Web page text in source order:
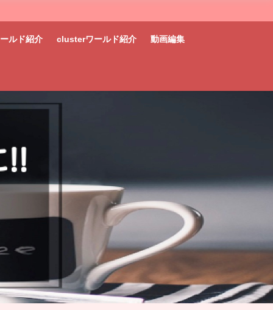
ルド紹介 clusterワールド紹介 動画編集